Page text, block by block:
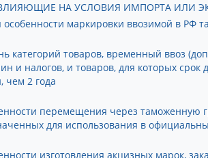
НА УСЛОВИЯ ИМПОРТА ИЛИ
маркировки ввозимой в РФ
категорий товаров, временный ввоз
и налогов, и товаров, для которых срок
чем 2 года
перемещения через таможенную
для использования в
изготовления акцизных марок,